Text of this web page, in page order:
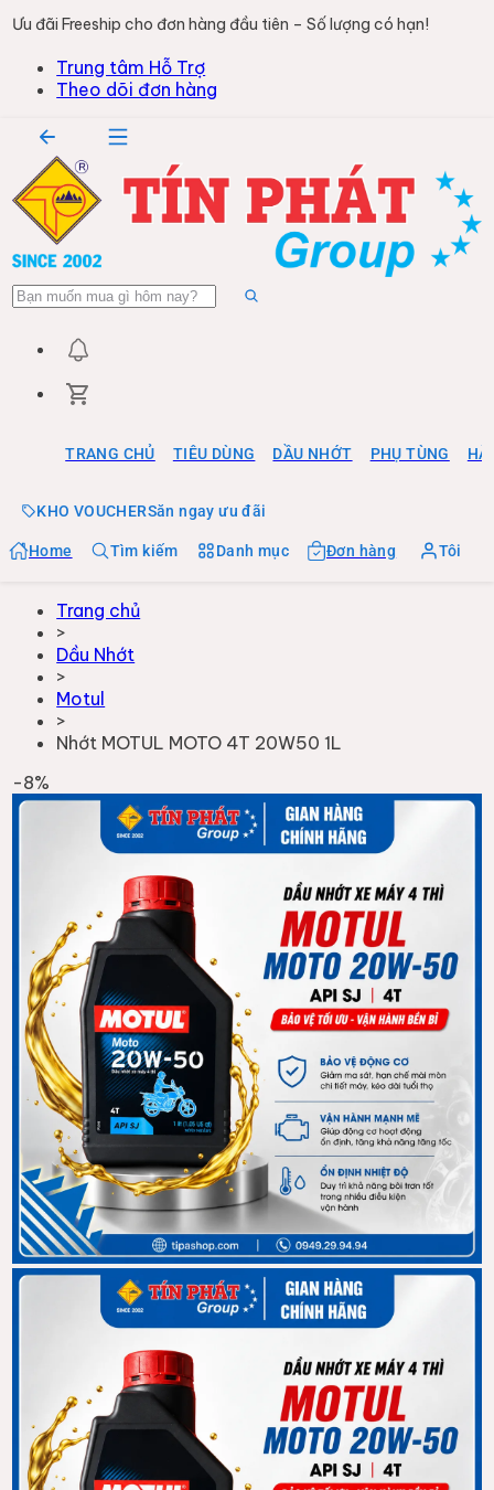
Ưu đãi Freeship cho đơn hàng đầu tiên – Số lượng có hạn!
Trung tâm Hỗ Trợ
Theo dõi đơn hàng
TRANG CHỦ TIÊU DÙNG DẦU NHỚT PHỤ TÙNG
KHO VOUCHERSăn ngay ưu đãi
Home Tìm kiếm Danh mục Đơn hàng Tôi
Trang chủ
>
Dầu Nhớt
>
Motul
>
Nhớt MOTUL MOTO 4T 20W50 1L
-8%